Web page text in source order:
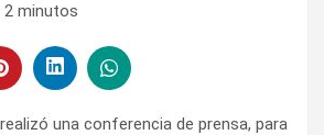
2 minutos
una conferencia de prensa, para